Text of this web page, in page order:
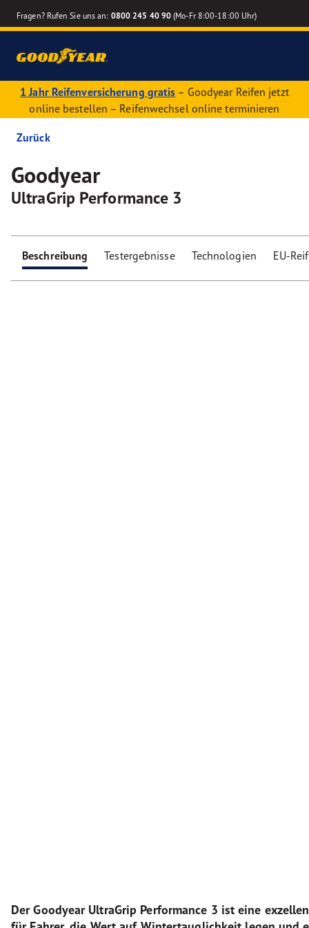
Fragen? Rufen Sie uns an: 0800 245 40 90 (Mo-Fr 8:00-18:00 Uhr)
1 Jahr Reifenversicherung gratis – Goodyear Reifen jetzt
online bestellen – Reifenwechsel online terminieren
Zurück
Goodyear
UltraGrip Performance 3
Beschreibung Testergebnisse Technologien EU-
Der Goodyear UltraGrip Performance 3 ist eine